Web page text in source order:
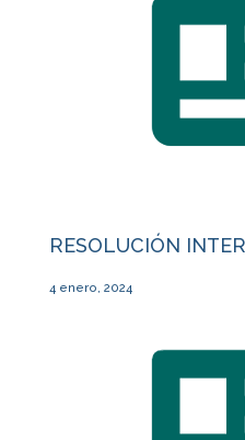
RESOLUCIÓN
4 enero, 2024